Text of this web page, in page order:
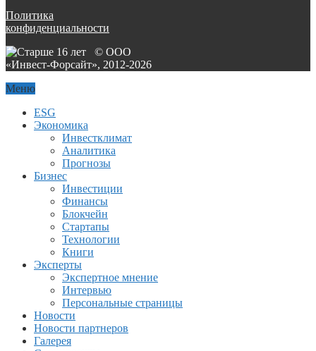
Политика
конфиденциальности
© ООО
«Инвест-Форсайт», 2012-2026
Меню
ESG
Экономика
Инвестклимат
Аналитика
Прогнозы
Бизнес
Инвестиции
Финансы
Блокчейн
Стартапы
Технологии
Книги
Эксперты
Экспертное мнение
Интервью
Персональные страницы
Новости
Новости партнеров
Галерея